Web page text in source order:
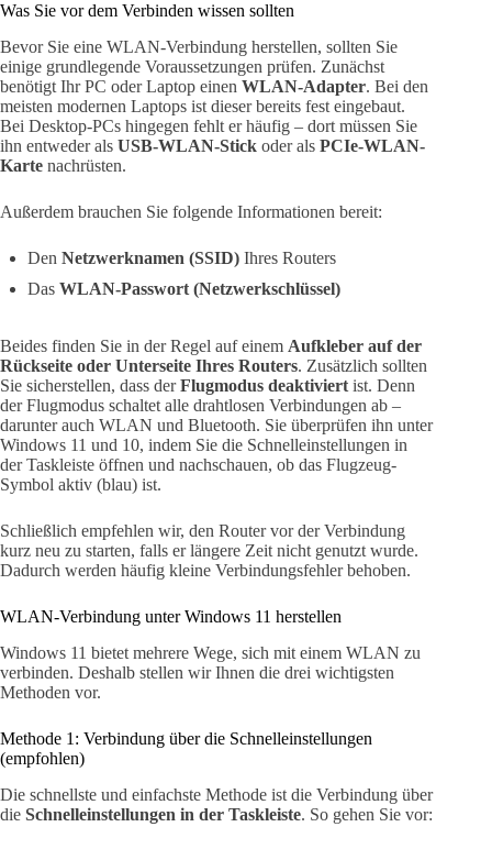
Was Sie vor dem Verbinden wissen sollten
Bevor Sie eine WLAN-Verbindung herstellen, sollten Sie
einige grundlegende Voraussetzungen prüfen. Zunächst
benötigt Ihr PC oder Laptop einen WLAN-Adapter. Bei den
meisten modernen Laptops ist dieser bereits fest eingebaut.
Bei Desktop-PCs hingegen fehlt er häufig – dort müssen Sie
ihn entweder als USB-WLAN-Stick oder als PCIe-WLAN-
Karte nachrüsten.
Außerdem brauchen Sie folgende Informationen bereit:
Den Netzwerknamen (SSID) Ihres Routers
Das WLAN-Passwort (Netzwerkschlüssel)
Beides finden Sie in der Regel auf einem Aufkleber auf der
Rückseite oder Unterseite Ihres Routers. Zusätzlich sollten
Sie sicherstellen, dass derFlugmodus deaktiviert ist. Denn
der Flugmodus schaltet alle drahtlosen Verbindungen ab –
darunter auch WLAN und Bluetooth. Sie überprüfen ihn unter
Windows 11 und 10, indem Sie die Schnelleinstellungen in
der Taskleiste öffnen und nachschauen, ob das Flugzeug-
Symbol aktiv (blau) ist.
Schließlich empfehlen wir, den Router vor der Verbindung
kurz neu zu starten, falls er längere Zeit nicht genutzt wurde.
Dadurch werden häufig kleine Verbindungsfehler behoben.
WLAN-Verbindung unter Windows 11 herstellen
Windows 11 bietet mehrere Wege, sich mit einem WLAN zu
verbinden. Deshalb stellen wir Ihnen die drei wichtigsten
Methoden vor.
Methode 1: Verbindung über die Schnelleinstellungen
(empfohlen)
Die schnellste und einfachste Methode ist die Verbindung über
die Schnelleinstellungen in der Taskleiste. So gehen Sie vor: